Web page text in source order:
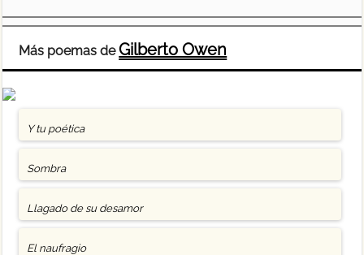
Más poemas deGilberto Owen
Y tu poética
Sombra
Llagado de su desamor
El naufragio